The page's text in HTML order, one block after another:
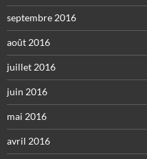
septembre 2016
août 2016
juillet 2016
juin 2016
mai 2016
avril 2016